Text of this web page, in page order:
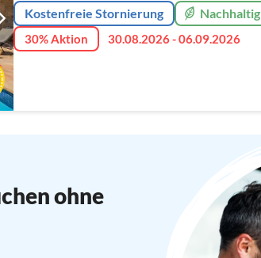
Kostenfreie Stornierung Nachhaltig
30% Aktion 30.08.2026 - 06.09.2026
ohne